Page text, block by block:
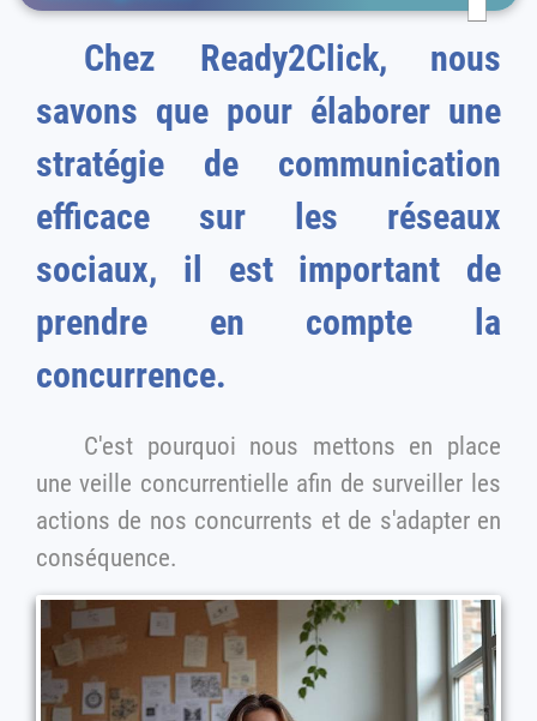
Chez Ready2Click, nous
savons que pour élaborer une
stratégie de communication
efficace sur les réseaux
sociaux, il est important de
prendre en compte la
concurrence.
C'est pourquoi nous mettons en place
une veille concurrentielle afin de surveiller les
actions de nos concurrents et de s'adapter en
conséquence.